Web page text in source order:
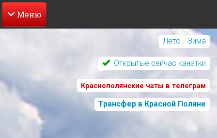
Перейти
содержанию
Лето / Зима
Открытые сейчас канатки
Краснополянские чаты в телеграм
Трансфер в Красной Поляне